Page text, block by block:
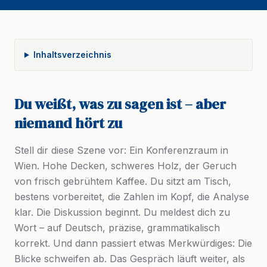
Inhaltsverzeichnis
Du weißt, was zu sagen ist – aber
niemand hört zu
Stell dir diese Szene vor: Ein Konferenzraum in
Wien. Hohe Decken, schweres Holz, der Geruch
von frisch gebrühtem Kaffee. Du sitzt am Tisch,
bestens vorbereitet, die Zahlen im Kopf, die Analyse
klar. Die Diskussion beginnt. Du meldest dich zu
Wort – auf Deutsch, präzise, grammatikalisch
korrekt. Und dann passiert etwas Merkwürdiges: Die
Blicke schweifen ab. Das Gespräch läuft weiter, als